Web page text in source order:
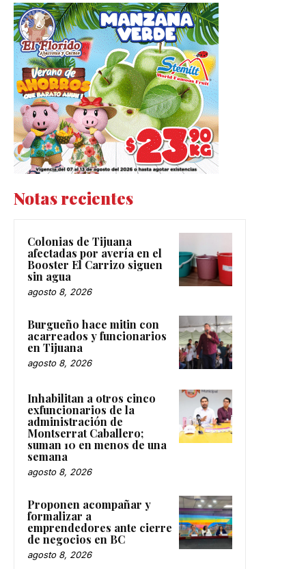
Notas recientes
Colonias de Tijuana
afectadas por avería en el
Booster El Carrizo siguen
sin agua
agosto 8, 2026
Burgueño hace mitin con
acarreados y funcionarios
en Tijuana
agosto 8, 2026
Inhabilitan a otros cinco
exfuncionarios de la
administración de
Montserrat Caballero;
suman 10 en menos de una
semana
agosto 8, 2026
Proponen acompañar y
formalizar a
emprendedores ante cierre
de negocios en BC
agosto 8, 2026